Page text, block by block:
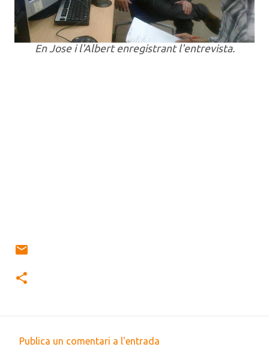
En Jose i l'Albert enregistrant l'entrevista.
Publica un comentari a l'entrada